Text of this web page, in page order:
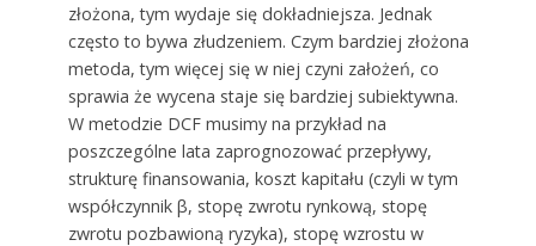
złożona, tym wydaje się dokładniejsza. Jednak
często to bywa złudzeniem. Czym bardziej złożona
metoda, tym więcej się w niej czyni założeń, co
sprawia że wycena staje się bardziej subiektywna.
W metodzie DCF musimy na przykład na
poszczególne lata zaprognozować przepływy,
strukturę finansowania, koszt kapitału (czyli w tym
współczynnik β, stopę zwrotu rynkową, stopę
zwrotu pozbawioną ryzyka), stopę wzrostu w